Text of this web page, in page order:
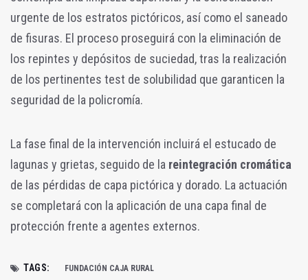
urgente de los estratos pictóricos, así como el saneado
de fisuras. El proceso proseguirá con la eliminación de
los repintes y depósitos de suciedad, tras la realización
de los pertinentes test de solubilidad que garanticen la
seguridad de la policromía.
La fase final de la intervención incluirá el estucado de
lagunas y grietas, seguido de la reintegración cromática
de las pérdidas de capa pictórica y dorado. La actuación
se completará con la aplicación de una capa final de
protección frente a agentes externos.
TAGS: FUNDACIÓN CAJA RURAL